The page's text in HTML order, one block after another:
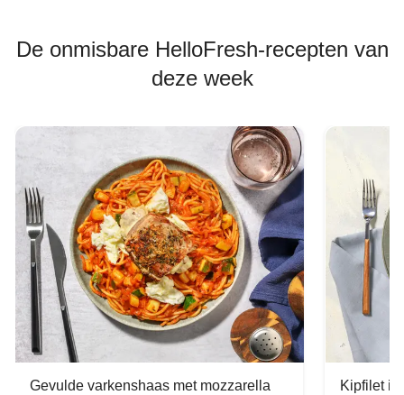
De onmisbare HelloFresh-recepten van
deze week
Gevulde varkenshaas met mozzarella Kipfilet in